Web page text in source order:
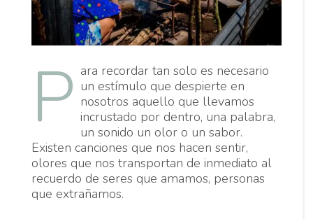
P ara recordar tan solo es necesario
un estímulo que despierte en
nosotros aquello que llevamos
incrustado por dentro, una palabra,
un sonido un olor o un sabor.
Existen canciones que nos hacen sentir,
olores que nos transportan de inmediato al
recuerdo de seres que amamos, personas
que extrañamos.